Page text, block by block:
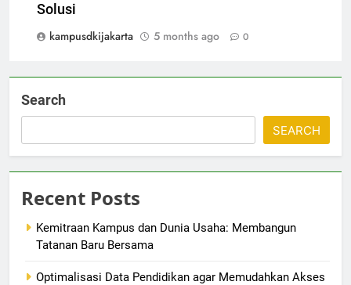
Solusi
kampusdkijakarta
5 months ago 0
Search
SEARCH
Recent Posts
Kemitraan Kampus dan Dunia Usaha: Membangun
Tatanan Baru Bersama
Optimalisasi Data Pendidikan agar Memudahkan Akses